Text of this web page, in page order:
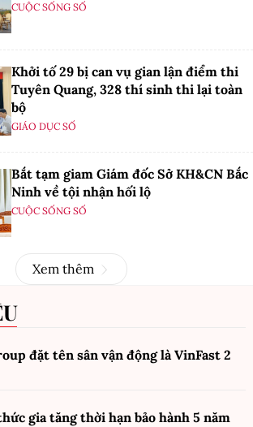
CUỘC SỐNG SỐ
Khởi tố 29 bị can vụ gian lận điểm thi
Tuyên Quang, 328 thí sinh thi lại toàn
bộ
GIÁO DỤC SỐ
Bắt tạm giam Giám đốc Sở KH&CN Bắc
Ninh về tội nhận hối lộ
CUỘC SỐNG SỐ
Xem thêm
đặt tên sân vận động là VinFast 2
gia tăng thời hạn bảo hành 5 năm